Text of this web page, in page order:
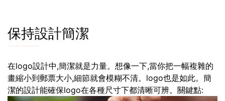
保持設計簡潔
在logo設計中,簡潔就是力量。想像一下,當你把一幅複雜的
畫縮小到郵票大小,細節就會模糊不清。logo也是如此。簡
潔的設計能確保logo在各種尺寸下都清晰可辨。關鍵點: